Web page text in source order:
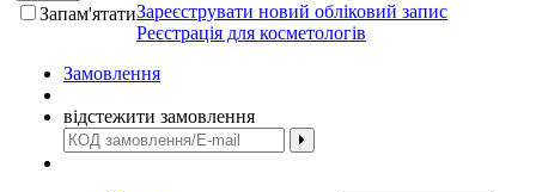
Запам'ятатиЗареєструвати новий обліковий запис
Реєстрація для косметологів
Замовлення
відстежити замовлення